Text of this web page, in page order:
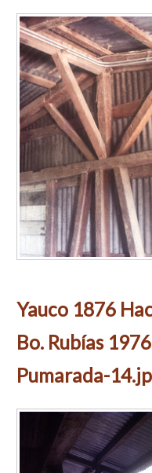
Yauco 1876
Bo. Rubías
Pumarada-